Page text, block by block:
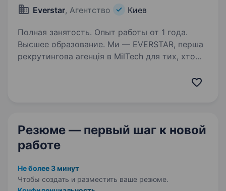
Everstar, Агентство Киев
Полная занятость. Опыт работы от 1 года.
Высшее образование. Ми — EVERSTAR, перша
рекрутингова агенція в MilTech для тих, хто
Але досить про нас, розказуємо про головну
Резюме — первый шаг к новой
работе
Не более 3 минут
Чтобы создать и разместить ваше резюме.